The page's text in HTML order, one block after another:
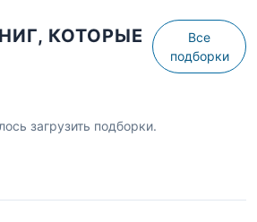
КОТОРЫЕ
Все
подборки
загрузить подборки.